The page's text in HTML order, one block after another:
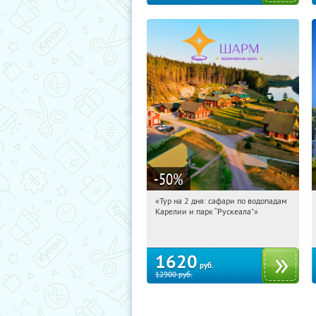
-50%
10:50:46 Купили:
«Тур на 2 дня: сафари по водопадам
Карелии и парк “Рускеала"»
1620 руб.
12900руб.